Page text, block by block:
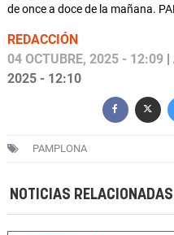
de once a doce de la mañana.
REDACCIÓN
04 OCTUBRE, 2025 - 12:09
2025 - 12:10
PAMPLONA
NOTICIAS RELACIONADAS